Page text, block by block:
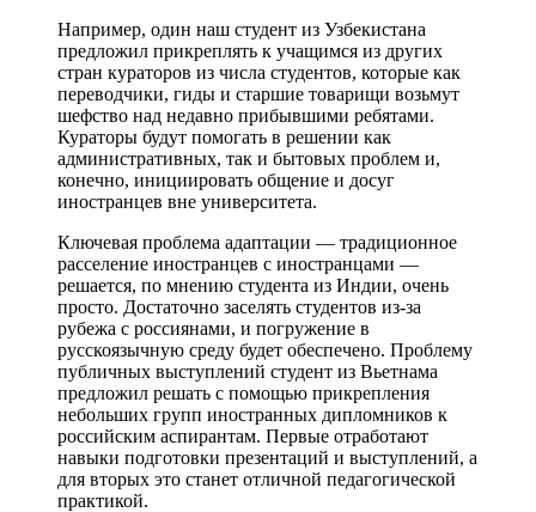
Например, один наш студент из Узбекистана
предложил прикреплять к учащимся из других
стран кураторов из числа студентов, которые как
переводчики, гиды и старшие товарищи возьмут
шефство над недавно прибывшими ребятами.
Кураторы будут помогать в решении как
административных, так и бытовых проблем и,
конечно, инициировать общение и досуг
иностранцев вне университета.
Ключевая проблема адаптации — традиционное
расселение иностранцев с иностранцами —
решается, по мнению студента из Индии, очень
просто. Достаточно заселять студентов из-за
рубежа с россиянами, и погружение в
русскоязычную среду будет обеспечено. Проблему
публичных выступлений студент из Вьетнама
предложил решать с помощью прикрепления
небольших групп иностранных дипломников к
российским аспирантам. Первые отработают
навыки подготовки презентаций и выступлений, а
для вторых это станет отличной педагогической
практикой.